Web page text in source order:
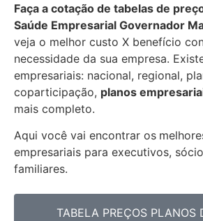
Faça a cotação de tabelas de
Saúde Empresarial Governador
veja o melhor custo X benefício
necessidade da sua empresa.
empresariais: nacional, regional,
coparticipação, planos
mais completo.
Aqui você vai encontrar os
empresariais para executivos,
familiares.
TABELA PREÇOS PLANOS